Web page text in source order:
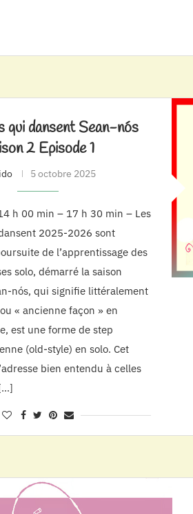
qui dansent Sean-nós
2 Episode 1
5 octobre 2025
h 00 min – 17 h 30 min – Les
2025-2026 sont
de l’apprentissage des
solo, démarré la saison
nós, qui signifie littéralement
« ancienne façon » en
est une forme de step
(old-style) en solo. Cet
bien entendu à celles